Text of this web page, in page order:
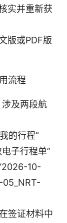
实并重新获
版或PDF版
流程
及两段航
的行程”
子行程单”
10-
05_NRT-
签证材料中